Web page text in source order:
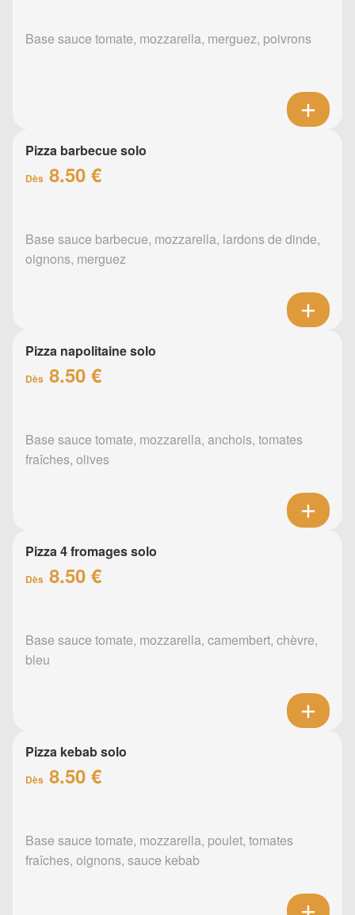
Base sauce tomate, mozzarella, merguez, poivrons
Pizza barbecue solo
Dès 8.50 €
Base sauce barbecue, mozzarella, lardons de dinde,
oignons, merguez
Pizza napolitaine solo
Dès 8.50 €
Base sauce tomate, mozzarella, anchois, tomates
fraîches, olives
Pizza 4 fromages solo
Dès 8.50 €
Base sauce tomate, mozzarella, camembert, chèvre,
bleu
Pizza kebab solo
Dès 8.50 €
Base sauce tomate, mozzarella, poulet, tomates
fraîches, oignons, sauce kebab